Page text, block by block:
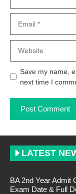
Save my name,
next time I
LATEST
BA 2nd Year Admit
Exam Date & Full